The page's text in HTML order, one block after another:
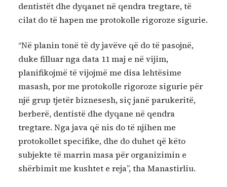
dentistët dhe dyqanet në qendra tregtare, të
cilat do të hapen me protokolle rigoroze sigurie.
“Në planin tonë të dy javëve që do të pasojnë,
duke filluar nga data 11 maj e në vijim,
planifikojmë të vijojmë me disa lehtësime
masash, por me protokolle rigoroze sigurie për
një grup tjetër biznesesh, siç janë parukeritë,
berberë, dentistë dhe dyqane në qendra
tregtare. Nga java që nis do të njihen me
protokollet specifike, dhe do duhet që këto
subjekte të marrin masa për organizimin e
shërbimit me kushtet e reja”, tha Manastirliu.